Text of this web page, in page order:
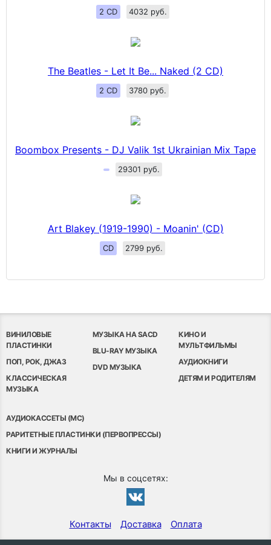
2 CD 4032 руб.
The Beatles - Let It Be... Naked (2 CD)
2 CD 3780 руб.
Boombox Presents - DJ Valik 1st Ukrainian Mix Tape
29301 руб.
Art Blakey (1919-1990) - Moanin' (CD)
CD 2799 руб.
ВИНИЛОВЫЕ
ПЛАСТИНКИ
ПОП, РОК, ДЖАЗ
КЛАССИЧЕСКАЯ
МУЗЫКА
МУЗЫКА НА SACD
BLU-RAY МУЗЫКА
DVD МУЗЫКА
КИНО И
МУЛЬТФИЛЬМЫ
АУДИОКНИГИ
ДЕТЯМ И РОДИТЕЛЯМ
АУДИОКАССЕТЫ (MC)
РАРИТЕТНЫЕ ПЛАСТИНКИ (ПЕРВОПРЕССЫ)
КНИГИ И ЖУРНАЛЫ
Мы в соцсетях:
Контакты Доставка Оплата